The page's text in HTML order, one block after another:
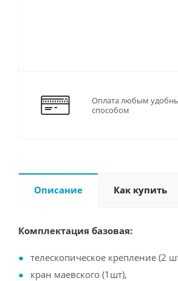
Оплата любым
способом
Описание Как купить
Комплектация базовая:
телескопическое крепление (2
кран маевского (1шт),